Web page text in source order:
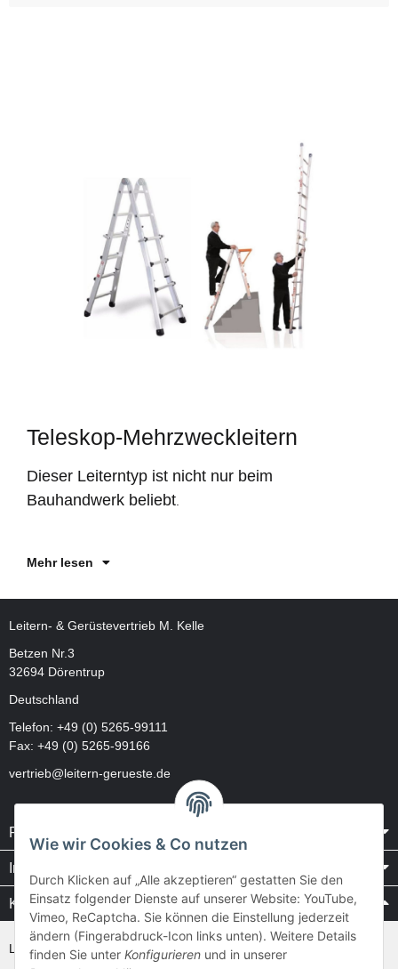
Teleskop-Mehrzweckleitern
Dieser Leiterntyp ist nicht nur beim
Bauhandwerk beliebt
Mehr lesen
Leitern- & Gerüstevertrieb M. Kelle
Betzen Nr.3
32694 Dörentrup
Deutschland
Telefon: +49 (0) 5265-99111
Fax: +49 (0) 5265-99166
vertrieb@leitern-gerueste.de
Rechtliches
Informationen
Kataloge / Videos
Layher Videos und Downloads
Wie wir Cookies & Co nutzen
Durch Klicken auf „Alle akzeptieren“ gestatten Sie den
Einsatz folgender Dienste auf unserer Website: YouTube,
Vimeo, ReCaptcha. Sie können die Einstellung jederzeit
ändern (Fingerabdruck-Icon links unten). Weitere Details
finden Sie unter Konfigurieren und in unserer